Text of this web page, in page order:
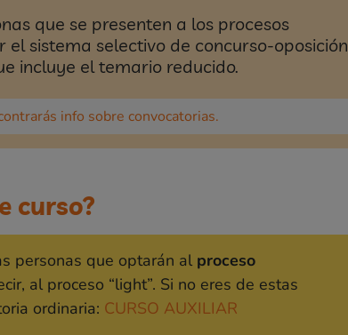
que se presenten a los procesos
sistema selectivo de concurso-oposición
incluye el temario reducido.
info sobre convocatorias.
curso?
personas que optarán al proceso
al proceso “light”. Si no eres de estas
ordinaria: CURSO AUXILIAR